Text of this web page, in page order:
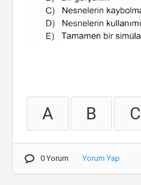
A B C
0 Yorum Yorum Yap